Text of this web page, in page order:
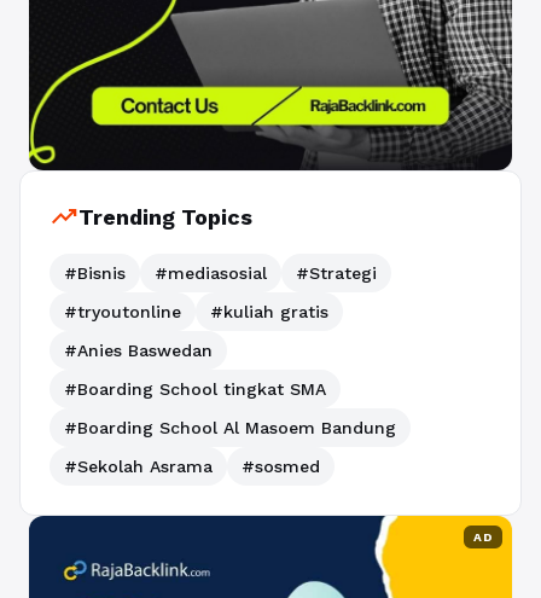
trending_upTrending Topics
#Bisnis #mediasosial
#Strategi
#tryoutonline
#kuliah gratis
#Anies Baswedan
#Boarding School tingkat SMA
#Boarding School Al Masoem Bandung
#Sekolah Asrama
#sosmed
AD